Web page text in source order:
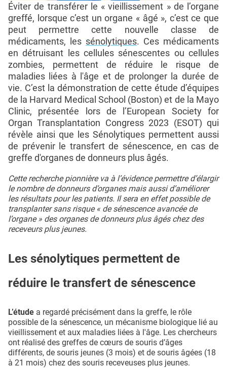
Éviter de transférer le « vieillissement » de l’organe
greffé, lorsque c’est un organe « âgé », c’est ce que
peut permettre cette nouvelle classe de
médicaments, les sénolytiques. Ces médicaments
en détruisant les cellules sénescentes ou cellules
zombies, permettent de réduire le risque de
maladies liées à l'âge et de prolonger la durée de
vie. C’est la démonstration de cette étude d’équipes
de la Harvard Medical School (Boston) et de la Mayo
Clinic, présentée lors de l’European Society for
Organ Transplantation Congress 2023 (ESOT) qui
révèle ainsi que les Sénolytiques permettent aussi
de prévenir le transfert de sénescence, en cas de
greffe d'organes de donneurs plus âgés.
Cette recherche pionnière va à l’évidence permettre d’élargir
le nombre de donneurs d’organes mais aussi d’améliorer
les résultats pour les patients. Il sera en effet possible de
transplanter sans risque « de sénescence avancée de
l’organe » des organes de donneurs plus âgés chez des
receveurs plus jeunes.
Les sénolytiques permettent de
réduire le transfert de sénescence
L’étude a regardé précisément dans la greffe, le rôle
possible de la sénescence, un mécanisme biologique lié au
vieillissement et aux maladies liées à l'âge. Les chercheurs
ont réalisé des greffes de cœurs de souris d’âges
différents, de souris jeunes (3 mois) et de souris âgées (18
à 21 mois) chez des souris receveuses plus jeunes.